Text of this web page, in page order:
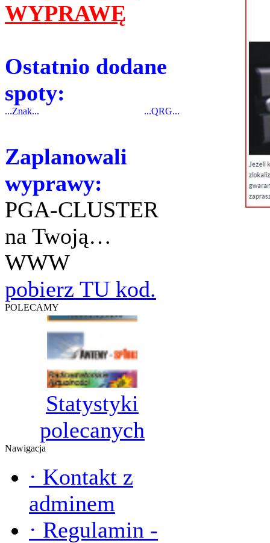
WYPRAWĘ
Ostatnio dodane
spoty:
...Znak... ...QRG...
Zaplanowali
wyprawy:
PGA-CLUSTER
na Twoją…
WWW
pobierz TU kod.
POLECAMY
Statystyki
polecanych
Nawigacja
· Kontakt z
adminem
· Regulamin -